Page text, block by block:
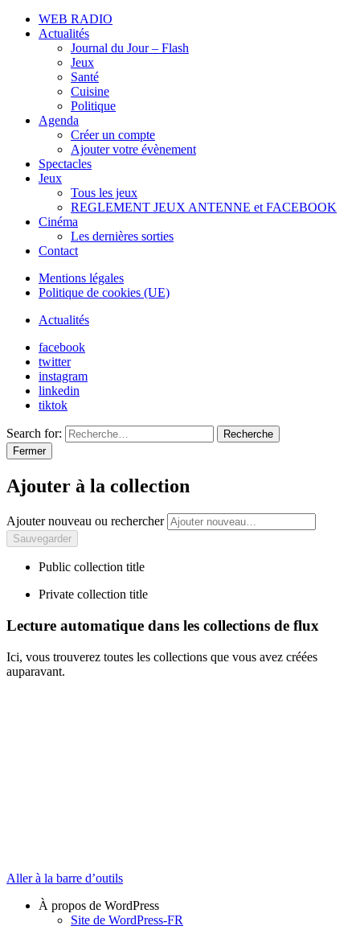
WEB RADIO
Actualités
Journal du Jour – Flash
Jeux
Santé
Cuisine
Politique
Agenda
Créer un compte
Ajouter votre évènement
Spectacles
Jeux
Tous les jeux
REGLEMENT JEUX ANTENNE et FACEBOOK
Cinéma
Les dernières sorties
Contact
Mentions légales
Politique de cookies (UE)
Actualités
facebook
twitter
instagram
linkedin
tiktok
Search for:
Recherche
Fermer
Ajouter à la collection
Ajouter nouveau ou rechercher
Public collection title
Private collection title
Lecture automatique dans les collections de flux
Ici, vous trouverez toutes les collections que vous avez créées
auparavant.
Aller à la barre d’outils
À propos de WordPress
Site de WordPress-FR